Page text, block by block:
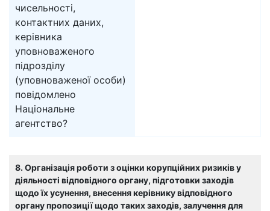
чисельності,
контактних даних,
керівника
уповноваженого
підрозділу
(уповноваженої особи)
повідомлено
Національне
агентство?
8. Організація роботи з оцінки корупційних ризиків у
діяльності відповідного органу, підготовки заходів
щодо їх усунення, внесення керівнику відповідного
органу пропозиції щодо таких заходів, залучення для